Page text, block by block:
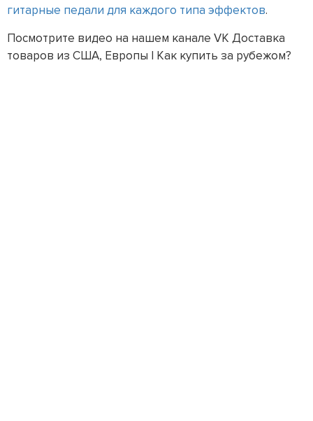
гитарные педали для каждого типа эффектов.
Посмотрите видео на нашем канале VK Доставка
товаров из США, Европы | Как купить за рубежом?